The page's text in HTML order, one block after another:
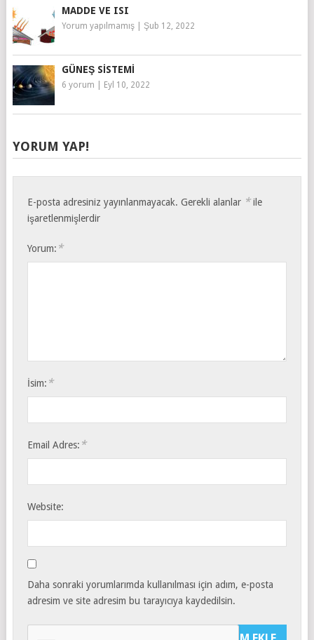
MADDE VE ISI
Yorum yapılmamış| Şub 12, 2022
GÜNEŞ SISTEMI
6 yorum Eyl 10, 2022
YORUM YAP!
E-posta adresiniz yayınlanmayacak. Gerekli alanlar *ile
işaretlenmişlerdir
Yorum: *
İsim: *
Email Adres: *
Website:
Daha sonraki yorumlarımda kullanılması için adım, e-posta
adresim ve site adresim bu tarayıcıya kaydedilsin.